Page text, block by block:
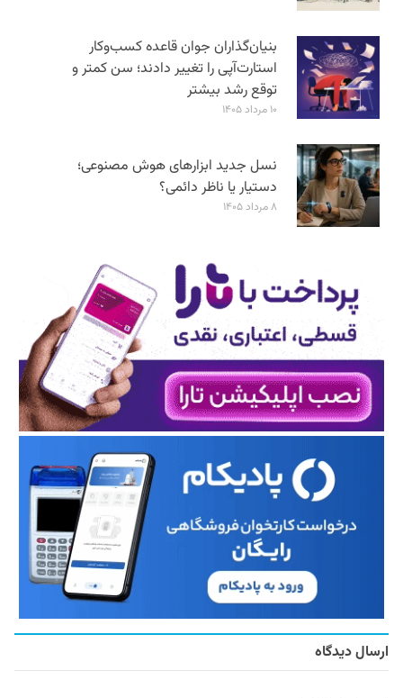
بنیان‌گذاران جوان قاعده کسب‌وکار
استارت‌آپی را تغییر دادند؛ سن‌ کمتر و
توقع رشد بیشتر
۱۰ مرداد ۱۴۰۵
نسل جدید ابزارهای هوش مصنوعی؛
دستیار یا ناظر دائمی؟
۸ مرداد ۱۴۰۵
ارسال دیدگاه